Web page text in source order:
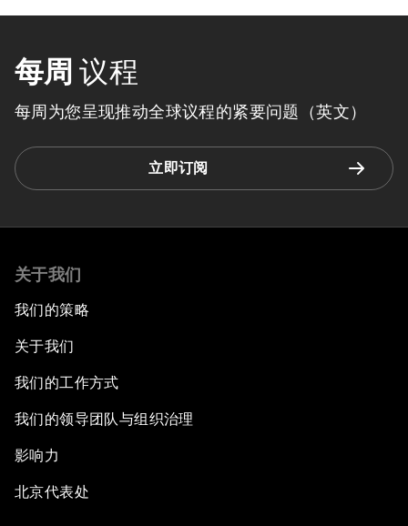
每周 议程
每周为您呈现推动全球议程的紧要问题（英文）
立即订阅
关于我们
我们的策略
关于我们
我们的工作方式
我们的领导团队与组织治理
影响力
北京代表处